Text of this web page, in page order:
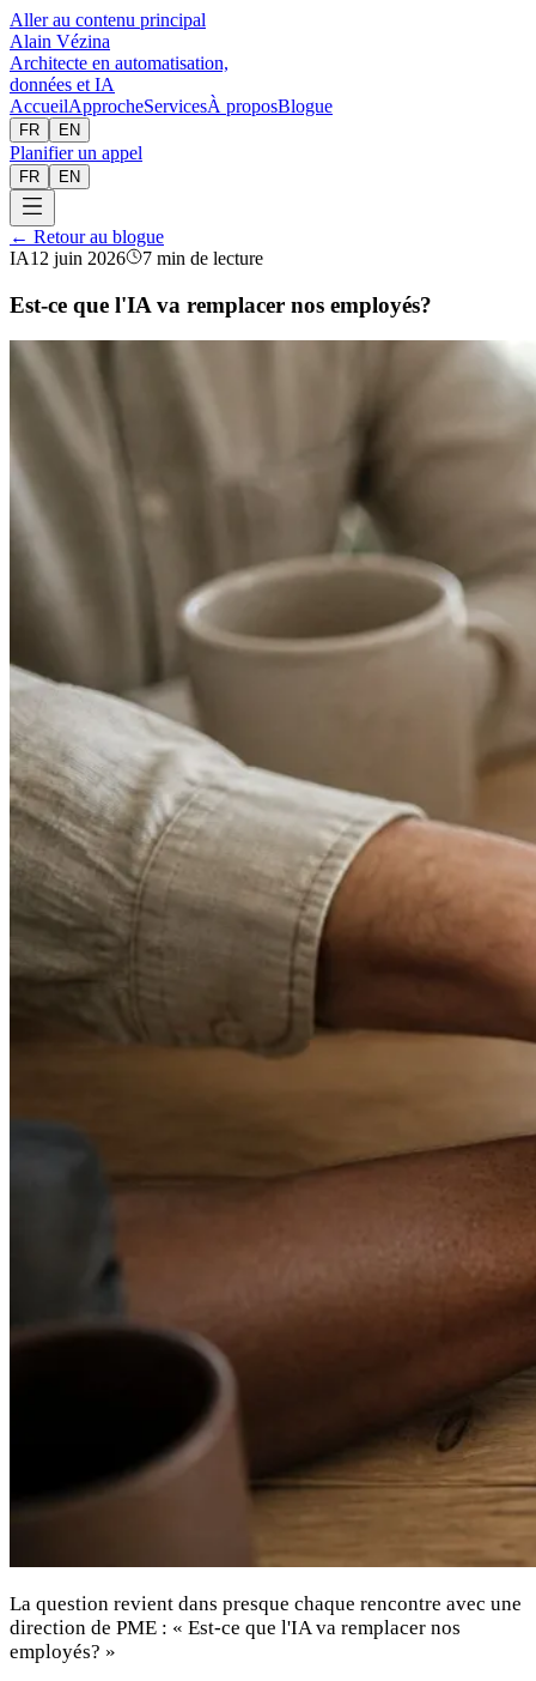
Aller au contenu principal
Alain Vézina
Architecte en automatisation,
données et IA
AccueilApprocheServicesÀ proposBlogue
FR EN
Planifier un appel
FR EN
← Retour au blogue
IA12 juin 2026 7 min de lecture
Est-ce que l'IA va remplacer nos employés?
La question revient dans presque chaque rencontre avec une
direction de PME : « Est-ce que l'IA va remplacer nos
employés? »